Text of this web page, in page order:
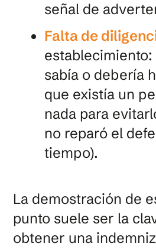
señal de
Falta de
sabía o debería
que existía un
nada para
no reparó el
tiempo).
La demostración de
punto suele ser la
obtener una